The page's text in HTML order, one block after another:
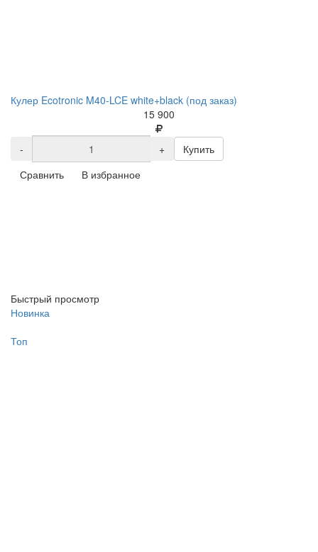
Кулер Ecotronic M40-LCE white+black (под заказ)
15 900
- +
Купить
Сравнить
В избранное
Быстрый просмотр
Новинка
Топ